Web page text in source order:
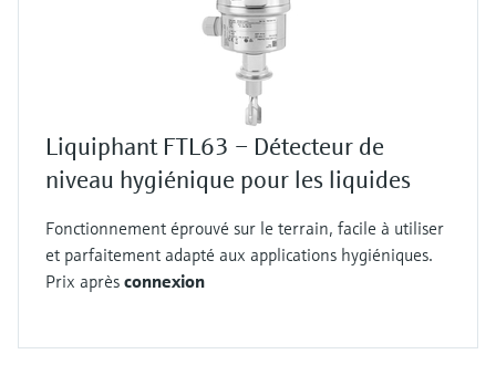
Liquiphant FTL63 – Détecteur de
niveau hygiénique pour les liquides
Fonctionnement éprouvé sur le terrain, facile à utiliser
et parfaitement adapté aux applications hygiéniques.
Prix après connexion